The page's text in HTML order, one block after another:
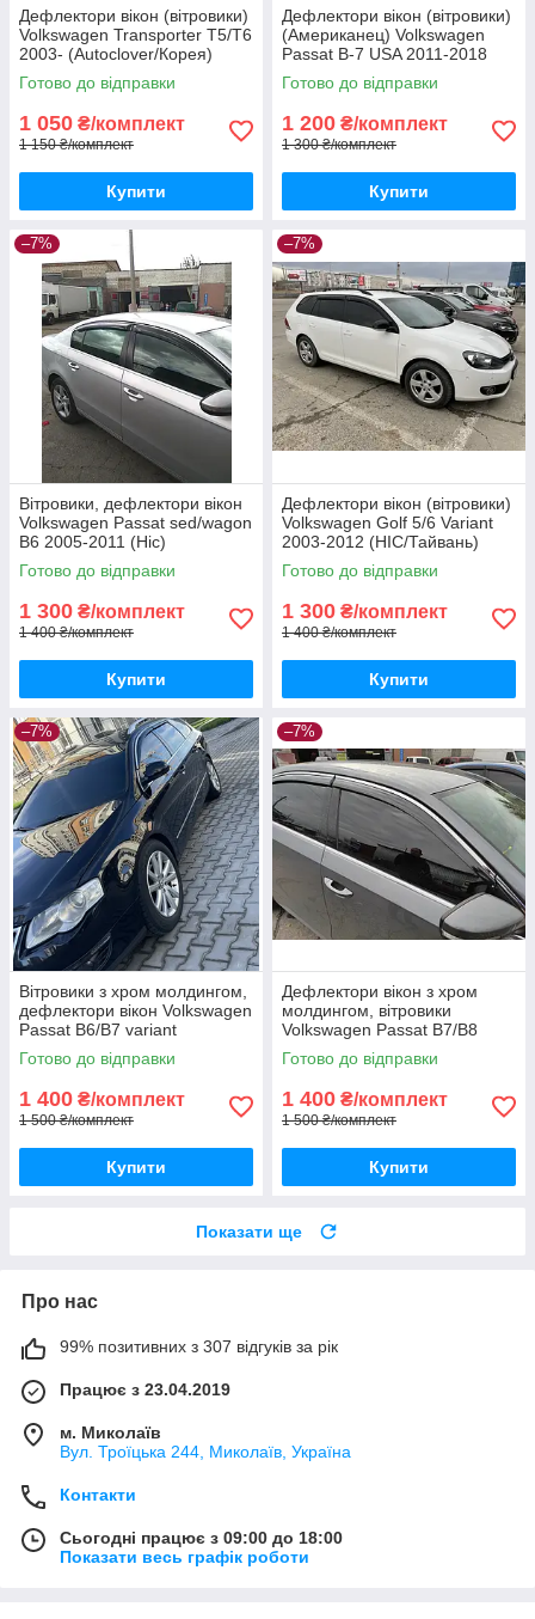
Дефлектори вікон (вітровики)
Volkswagen Transporter T5/T6
2003- (Autoclover/Корея)
Готово до відправки
1 050 ₴/комплект
1 150 ₴/комплект
Купити
Дефлектори вікон (вітровики)
(Американец) Volkswagen
Passat B-7 USA 2011-2018
sed (Autoclover A189)
Готово до відправки
1 200 ₴/комплект
1 300 ₴/комплект
Купити
–7%
Вітровики, дефлектори вікон
Volkswagen Passat sed/wagon
В6 2005-2011 (Hic)
Готово до відправки
1 300 ₴/комплект
1 400 ₴/комплект
Купити
–7%
Дефлектори вікон (вітровики)
Volkswagen Golf 5/6 Variant
2003-2012 (HIC/Тайвань)
Готово до відправки
1 300 ₴/комплект
1 400 ₴/комплект
Купити
–7%
Вітровики з хром молдингом,
дефлектори вікон Volkswagen
Passat B6/B7 variant
(Універсал) 2006-2014
Готово до відправки
1 400 ₴/комплект
1 500 ₴/комплект
Купити
–7%
Дефлектори вікон з хром
молдингом, вітровики
Volkswagen Passat B7/B8
американець 2011-2018
Готово до відправки
1 400 ₴/комплект
1 500 ₴/комплект
Купити
Показати ще
Про нас
99% позитивних з 307 відгуків за рік
Працює з 23.04.2019
м. Миколаїв
Вул. Троїцька 244, Миколаїв, Україна
Контакти
Сьогодні працює з 09:00 до 18:00
Показати весь графік роботи